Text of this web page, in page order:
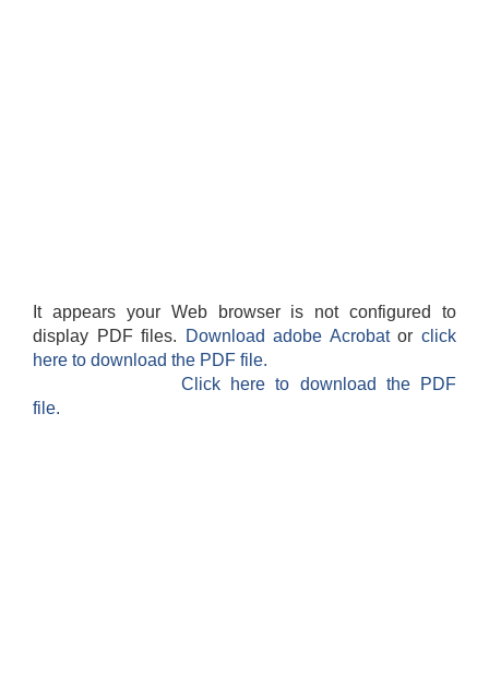
It appears your Web browser is not configured to
display PDF files.
Download adobe Acrobatorclick
here to download the PDF file.
Click here to download the PDF
file.